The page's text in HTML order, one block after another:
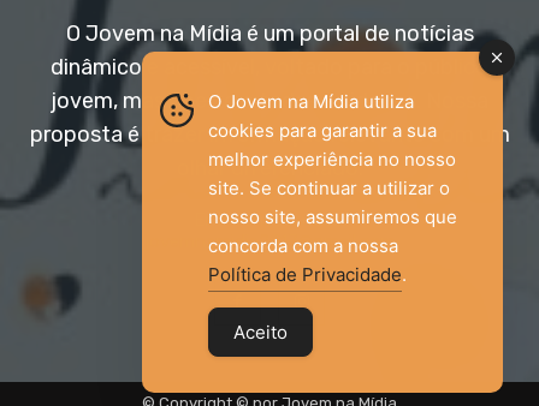
O Jovem na Mídia é um portal de notícias
dinâmico e acessível, voltado para o público
jovem, mas aberto a todas as idades. Nossa
proposta é trazer informação relevante com um
olhar diferenciado.
Entre em contato:
jovemnamidia2017@gmail.com
O Jovem na Mídia utiliza
cookies para garantir a sua
melhor experiência no nosso
site. Se continuar a utilizar o
nosso site, assumiremos que
concorda com a nossa
Política de Privacidade.
Aceito